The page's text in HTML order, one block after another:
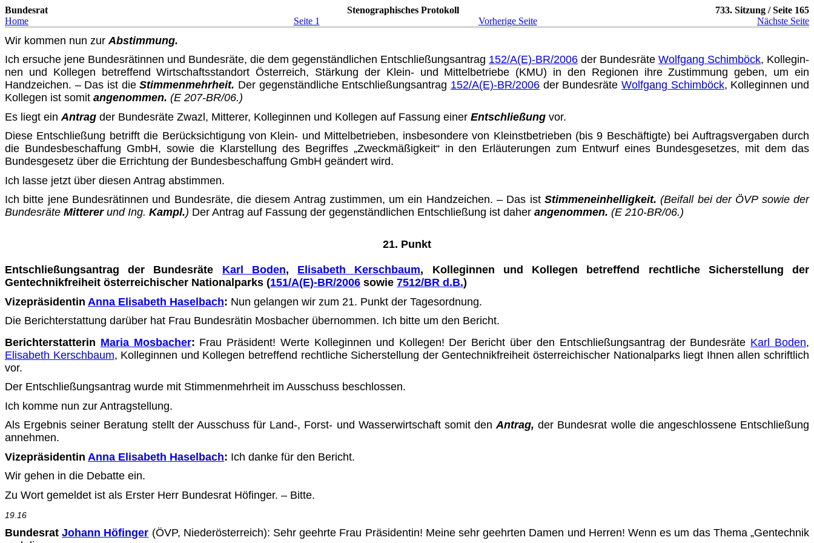
Bundesrat Stenographisches Protokoll
733. Sitzung / Seite 165
Home
Seite 1 Vorherige Seite Nächste Seite
Wir kommen nun zur Abstimmung.
Ich ersuche jene Bundesrätinnen und Bundesräte, die dem gegenständlichen Ent­schließungsantrag 152/A(E)-BR/2006 der Bundesräte Wolfgang Schimböck, Kollegin­
nen und Kollegen betreffend Wirtschaftsstandort Österreich, Stärkung der Klein- und Mittelbetriebe (KMU) in den Regionen ihre Zustimmung geben, um ein
Handzeichen. – Das ist dieStimmenmehrheit. Der gegenständliche Entschließungsantrag 152/A(E)-BR/2006 der BundesräteWolfgang Schimböck, Kolleginnen und
Kollegen ist somit an­genommen. (E 207-BR/06.)
Es liegt ein Antrag der Bundesräte Zwazl, Mitterer, Kolleginnen und Kollegen auf Fas­sung einer Entschließung vor.
Diese Entschließung betrifft die Berücksichtigung von Klein- und Mittelbetrieben, insbe­sondere von Kleinstbetrieben (bis 9 Beschäftigte) bei Auftragsvergaben durch
die Bun­desbeschaffung GmbH, sowie die Klarstellung des Begriffes „Zweckmäßigkeit“ in den Erläuterungen zum Entwurf eines Bundesgesetzes, mit dem das
Bundesgesetz über die Errichtung der Bundesbeschaffung GmbH geändert wird.
Ich lasse jetzt über diesen Antrag abstimmen.
Ich bitte jene Bundesrätinnen und Bundesräte, die diesem Antrag zustimmen, um ein Handzeichen. – Das istStimmeneinhelligkeit. (Beifall bei der ÖVP sowie der
Bundes­räte Mittererund Ing. Kampl.) Der Antrag auf Fassung der gegenständlichen Ent­schließung ist daher angenommen. (E 210-BR/06.)
21. Punkt
Entschließungsantrag der Bundesräte Karl Boden, Elisabeth Kerschbaum, Kolle­ginnen und Kollegen betreffend rechtliche Sicherstellung der
Gentechnikfreiheit österreichischer Nationalparks (151/A(E)-BR/2006 sowie 7512/BR d.B.)
Vizepräsidentin Anna Elisabeth Haselbach: Nun gelangen wir zum 21. Punkt der Tagesordnung.
Die Berichterstattung darüber hat Frau Bundesrätin Mosbacher übernommen. Ich bitte um den Bericht.
Berichterstatterin Maria Mosbacher: Frau Präsident! Werte Kolleginnen und Kolle­gen! Der Bericht über den Entschließungsantrag der Bundesräte Karl Boden,
Elisabeth Kerschbaum, Kolleginnen und Kollegen betreffend rechtliche Sicherstellung der Gen­technikfreiheit österreichischer Nationalparks liegt Ihnen allen schriftlich
vor.
Der Entschließungsantrag wurde mit Stimmenmehrheit im Ausschuss beschlossen.
Ich komme nun zur Antragstellung.
Als Ergebnis seiner Beratung stellt der Ausschuss für Land-, Forst- und Wasserwirt­schaft somit denAntrag, der Bundesrat wolle die angeschlossene Entschließung
an­nehmen.
Vizepräsidentin Anna Elisabeth Haselbach: Ich danke für den Bericht.
Wir gehen in die Debatte ein.
Zu Wort gemeldet ist als Erster Herr Bundesrat Höfinger. – Bitte.
19.16
BundesratJohann Höfinger (ÖVP, Niederösterreich): Sehr geehrte Frau Präsidentin! Meine sehr geehrten Damen und Herren! Wenn es um das Thema „Gentechnik